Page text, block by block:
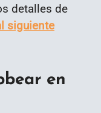
detalles de
siguiente
en